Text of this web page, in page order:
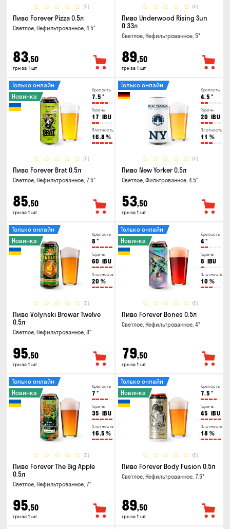
(0)
Пиво Forever Pizza 0.5л
Светлое, Нефильтрованное, 4.5°
83,50
грн за 1 шт
(0)
Пиво Underwood Rising Sun
0.33л
Светлое, Нефильтрованное, 5°
89,50
грн за 1 шт
Крепость
7.5 °
Горечь
17 IBU
Плотность
16.8 %
(0)
Только онлайн
Новинка
Пиво Forever Brat 0.5л
Светлое, Нефильтрованное, 7.5°
85,50
грн за 1 шт
Крепость
4.5 °
Горечь
20 IBU
Плотность
11 %
(0)
Только онлайн
Пиво New Yorker 0.5л
Светлое, Фильтрованное, 4.5°
53,50
грн за 1 шт
Крепость
8 °
Горечь
60 IBU
Плотность
20 %
(0)
Только онлайн
Новинка
Пиво Volynski Browar Twelve
0.5л
Светлое, Нефильтрованное, 8°
95,50
грн за 1 шт
Крепость
4°
Горечь
8 IBU
Плотность
10 %
(0)
Только онлайн
Новинка
Пиво Forever Bones 0.5л
Светлое, Нефильтрованное, 4°
79,50
грн за 1 шт
Крепость
7 °
Горечь
35 IBU
Плотность
16.5 %
(0)
Только онлайн
Новинка
Пиво Forever The Big Apple
0.5л
Светлое, Нефильтрованное, 7°
95,50
грн за 1 шт
Крепость
7.5 °
Горечь
45 IBU
Плотность
18 %
(0)
Только онлайн
Новинка
Пиво Forever Body Fusion 0.5л
Светлое, Нефильтрованное, 7.5°
89,50
грн за 1 шт